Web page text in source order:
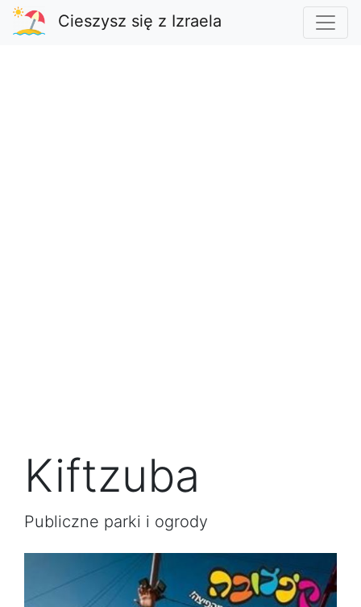
Cieszysz się z Izraela
Kiftzuba
Publiczne parki i ogrody